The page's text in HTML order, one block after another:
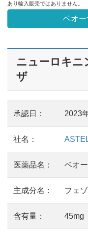
あり輸入販売ではありません。
ベオ
ニューロキニ
ザ
承認日： 2023
社名：
医薬品名： ベオ
主成分名： フェ
含有量： 45mg